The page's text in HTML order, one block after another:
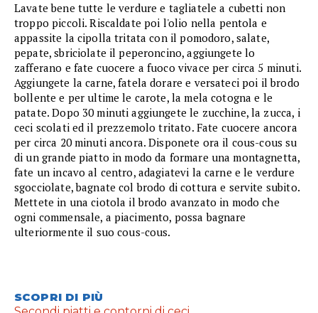
Lavate bene tutte le verdure e tagliatele a cubetti non
troppo piccoli. Riscaldate poi l'olio nella pentola e
appassite la cipolla tritata con il pomodoro, salate,
pepate, sbriciolate il peperoncino, aggiungete lo
zafferano e fate cuocere a fuoco vivace per circa 5 minuti.
Aggiungete la carne, fatela dorare e versateci poi il brodo
bollente e per ultime le carote, la mela cotogna e le
patate. Dopo 30 minuti aggiungete le zucchine, la zucca, i
ceci scolati ed il prezzemolo tritato. Fate cuocere ancora
per circa 20 minuti ancora. Disponete ora il cous-cous su
di un grande piatto in modo da formare una montagnetta,
fate un incavo al centro, adagiatevi la carne e le verdure
sgocciolate, bagnate col brodo di cottura e servite subito.
Mettete in una ciotola il brodo avanzato in modo che
ogni commensale, a piacimento, possa bagnare
ulteriormente il suo cous-cous.
SCOPRI DI PIÙ